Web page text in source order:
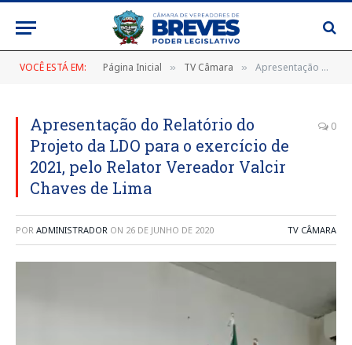
VOCÊ ESTÁ EM: Página Inicial » TV Câmara » Apresentação do Relatório do Projeto da LDO para o exercício de 2021, pelo Relator Vereador Valcir Chaves de Lima
Apresentação do Relatório do
Projeto da LDO para o exercício de
2021, pelo Relator Vereador Valcir
Chaves de Lima
0
POR ADMINISTRADOR ON 26 DE JUNHO DE 2020 TV CÂMARA